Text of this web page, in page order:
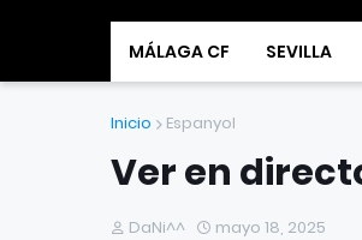
MÁLAGA CF SEVILLA
Inicio Espanyol
Ver en
DaNi^^ mayo 18, 2025